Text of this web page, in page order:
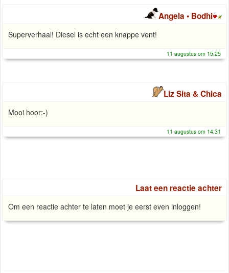
Angela • Bodhi
Superverhaal! Diesel is echt een knappe vent!
11 augustus om 15:25
Liz Sita & Chica
Mooi hoor:-)
11 augustus om 14:31
Laat een reactie achter
Om een reactie achter te laten moet je eerst even inloggen!